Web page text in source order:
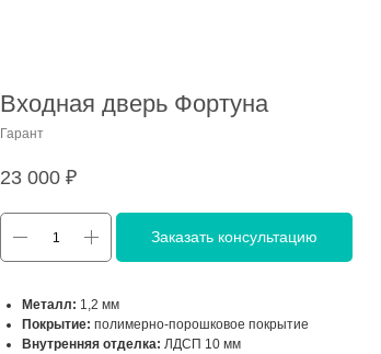
Входная дверь Фортуна
Гарант
23 000 ₽
Заказать консультацию
Металл: 1,2 мм
Покрытие: полимерно-порошковое покрытие
Внутренняя отделка: ЛДСП 10 мм